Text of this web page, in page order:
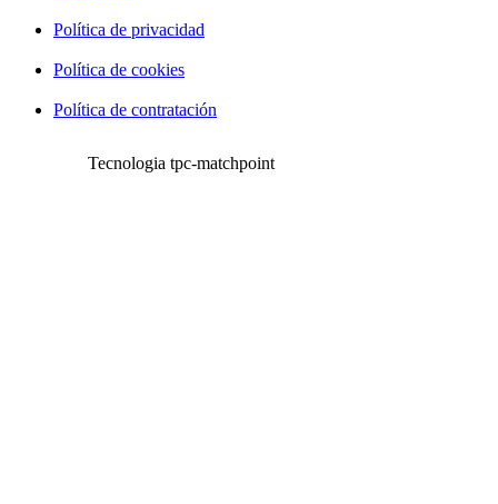
Política de privacidad
Política de cookies
Política de contratación
Tecnologia tpc-matchpoint